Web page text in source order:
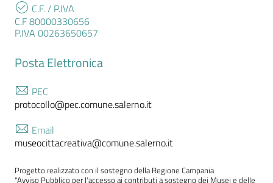
C.F. / P.IVA
C.F 80000330656
P.IVA 00263650657
Posta Elettronica
PEC
protocollo@pec.comune.salerno.it
Email
museocittacreativa@comune.salerno.it
Progetto realizzato con il sostegno della Regione Campania
"Avviso Pubblico per l'accesso ai contributi a sostegno dei Musei e delle